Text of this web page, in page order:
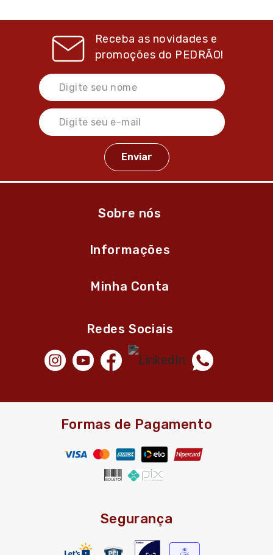
Receba as novidades e
promoções do PEDRÃO!
Sobre nós
Informações
Minha Conta
Redes Sociais
Formas de Pagamento
Segurança